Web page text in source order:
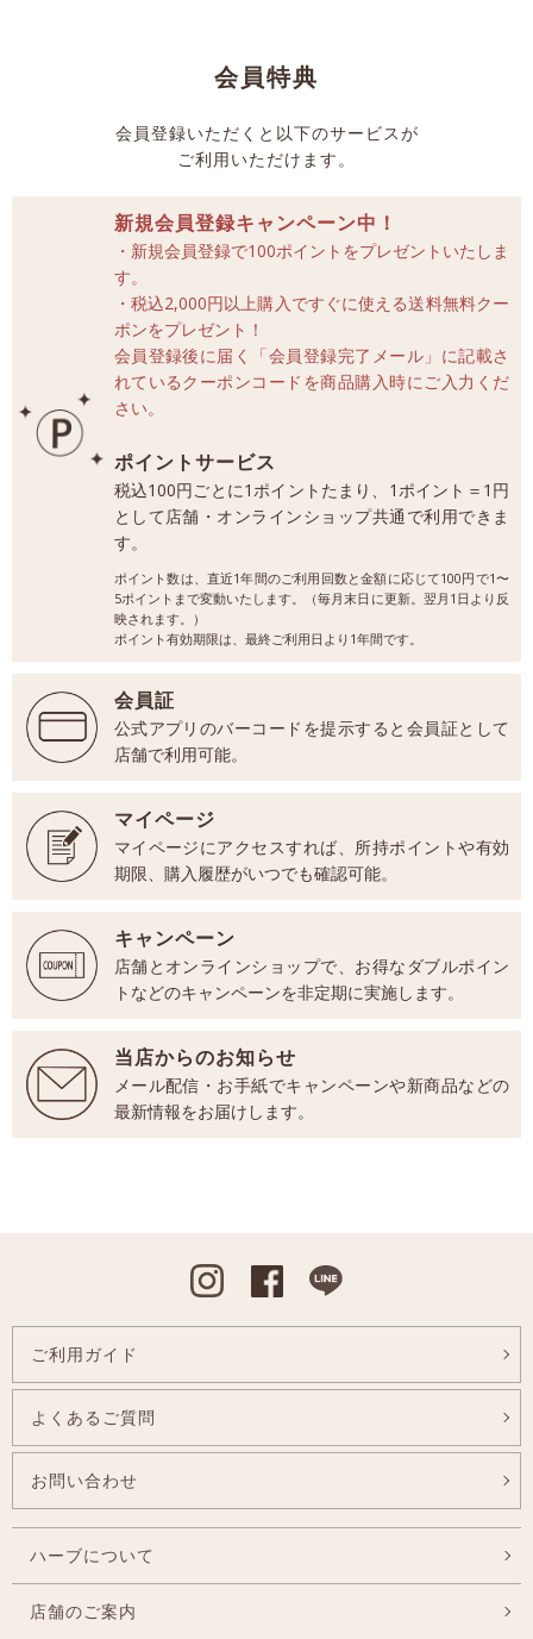
会員特典
会員登録いただくと以下のサービスが
ご利用いただけます。
新規会員登録キャンペーン中！
・新規会員登録で100ポイントをプレゼントいたしま
す。
・税込2,000円以上購入ですぐに使える送料無料クー
ポンをプレゼント！
会員登録後に届く「会員登録完了メール」に記載さ
れているクーポンコードを商品購入時にご入力くだ
さい。
ポイントサービス
税込100円ごとに1ポイントたまり、1ポイント＝1円
として店舗・オンラインショップ共通で利用できま
す。
ポイント数は、直近1年間のご利用回数と金額に応じて100円で1〜
5ポイントまで変動いたします。（毎月末日に更新。翌月1日より反
映されます。）
ポイント有効期限は、最終ご利用日より1年間です。
会員証
公式アプリのバーコードを提示すると会員証として
店舗で利用可能。
マイページ
マイページにアクセスすれば、所持ポイントや有効
期限、購入履歴がいつでも確認可能。
キャンペーン
店舗とオンラインショップで、お得なダブルポイン
トなどのキャンペーンを非定期に実施します。
当店からのお知らせ
メール配信・お手紙でキャンペーンや新商品などの
最新情報をお届けします。
Instagram
ご利用ガイド
よくあるご質問
お問い合わせ
ハーブについて
店舗のご案内